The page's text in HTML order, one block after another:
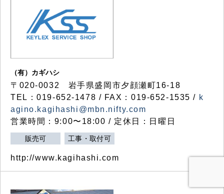
（有）カギハシ
〒020-0032 岩手県盛岡市夕顔瀬町16-18
TEL：019-652-1478 / FAX：019-652-1535 / k
agino.kagihashi@mbn.nifty.com
営業時間：9:00〜18:00 / 定休日：日曜日
販売可 工事・取付可
http://www.kagihashi.com